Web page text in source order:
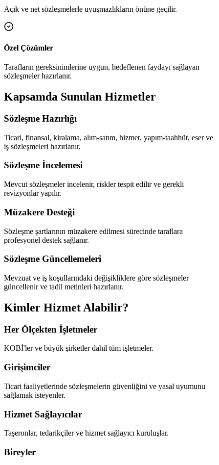
Açık ve net sözleşmelerle uyuşmazlıkların önüne geçilir.
Özel Çözümler
Tarafların gereksinimlerine uygun, hedeflenen faydayı sağlayan
sözleşmeler hazırlanır.
Kapsamda Sunulan Hizmetler
Sözleşme Hazırlığı
Ticari, finansal, kiralama, alım-satım, hizmet, yapım-taahhüt, eser ve
iş sözleşmeleri hazırlanır.
Sözleşme İncelemesi
Mevcut sözleşmeler incelenir, riskler tespit edilir ve gerekli
revizyonlar yapılır.
Müzakere Desteği
Sözleşme şartlarının müzakere edilmesi sürecinde taraflara
profesyonel destek sağlanır.
Sözleşme Güncellemeleri
Mevzuat ve iş koşullarındaki değişikliklere göre sözleşmeler
güncellenir ve tadil metinleri hazırlanır.
Kimler Hizmet Alabilir?
Her Ölçekten İşletmeler
KOBİ'ler ve büyük şirketler dahil tüm işletmeler.
Girişimciler
Ticari faaliyetlerinde sözleşmelerin güvenliğini ve yasal uyumunu
sağlamak isteyenler.
Hizmet Sağlayıcılar
Taşeronlar, tedarikçiler ve hizmet sağlayıcı kuruluşlar.
Bireyler